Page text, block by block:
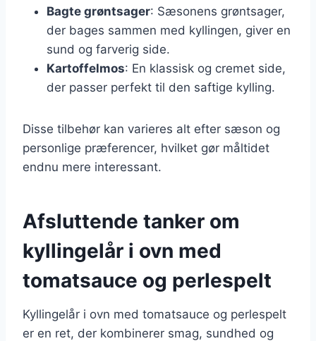
Bagte grøntsager: Sæsonens grøntsager,
der bages sammen med kyllingen, giver en
sund og farverig side.
Kartoffelmos: En klassisk og cremet side,
der passer perfekt til den saftige kylling.
Disse tilbehør kan varieres alt efter sæson og
personlige præferencer, hvilket gør måltidet
endnu mere interessant.
Afsluttende tanker om
kyllingelår i ovn med
tomatsauce og perlespelt
Kyllingelår i ovn med tomatsauce og perlespelt
er en ret, der kombinerer smag, sundhed og